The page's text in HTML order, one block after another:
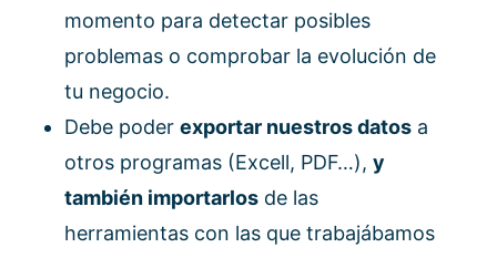
momento para detectar posibles
problemas o comprobar la evolución de
tu negocio.
Debe poder exportar nuestros datos a
otros programas (Excell, PDF…), y
también importarlos de las
herramientas con las que trabajábamos